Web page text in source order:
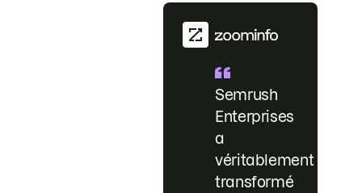
Semrush
Enterprises
a
véritablement
transformé